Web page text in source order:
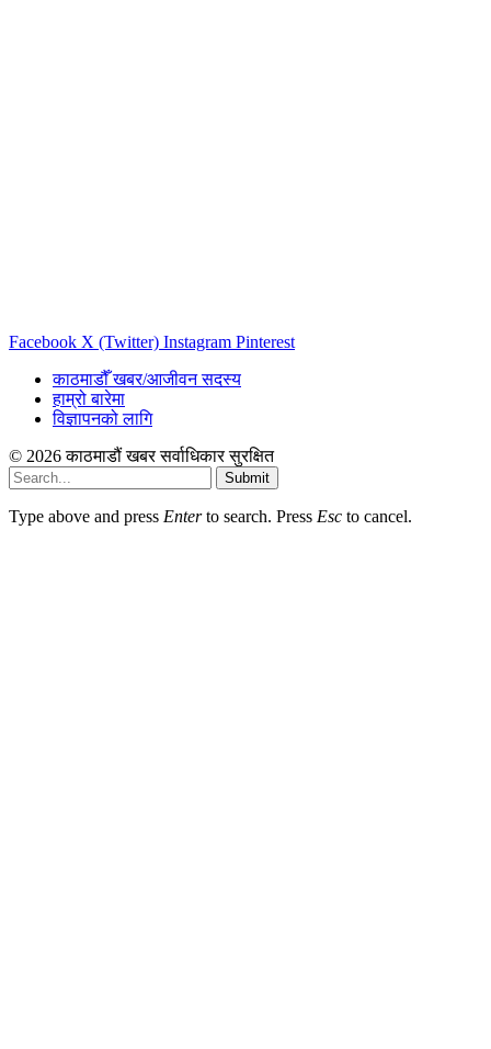
Facebook X (Twitter) Instagram Pinterest
काठमाडौँ खबर/आजीवन सदस्य
हाम्रो बारेमा
विज्ञापनको लागि
© 2026 काठमाडौं खबर सर्वाधिकार सुरक्षित
Submit
Type above and press Enterto search. Press Esc to cancel.